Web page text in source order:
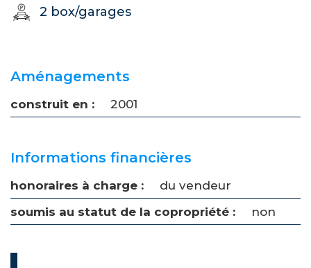
2 box/garages
Aménagements
construit en : 2001
Informations financières
honoraires à charge :
du vendeur
soumis au statut de la copropriété :
non